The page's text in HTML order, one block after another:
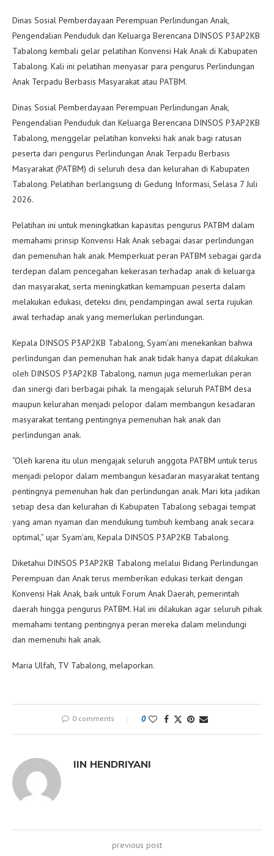
Dinas Sosial Pemberdayaan Perempuan Perlindungan Anak,
Pengendalian Penduduk dan Keluarga Berencana DINSOS P3AP2KB
Tabalong kembali gelar pelatihan Konvensi Hak Anak di Kabupaten
Tabalong. Kali ini pelatihan menyasar para pengurus Perlindungan
Anak Terpadu Berbasis Masyarakat atau PATBM.
Dinas Sosial Pemberdayaan Perempuan Perlindungan Anak,
Pengendalian Penduduk dan Keluarga Berencana DINSOS P3AP2KB
Tabalong, menggelar pelatihan konveksi hak anak bagi ratusan
peserta dari pengurus Perlindungan Anak Terpadu Berbasis
Masyarakat (PATBM) di seluruh desa dan kelurahan di Kabupaten
Tabalong. Pelatihan berlangsung di Gedung Informasi, Selasa 7 Juli
2026.
Pelatihan ini untuk meningkatkan kapasitas pengurus PATBM dalam
memahami prinsip Konvensi Hak Anak sebagai dasar perlindungan
dan pemenuhan hak anak. Memperkuat peran PATBM sebagai garda
terdepan dalam pencegahan kekerasan terhadap anak di keluarga
dan masyarakat, serta meningkatkan kemampuan peserta dalam
melakukan edukasi, deteksi dini, pendampingan awal serta rujukan
awal terhadap anak yang memerlukan perlindungan.
Kepala DINSOS P3AP2KB Tabalong, Syam’ani menekankan bahwa
perlindungan dan pemenuhan hak anak tidak hanya dapat dilakukan
oleh DINSOS P3AP2KB Tabalong, namun juga memerlukan peran
dan sinergi dari berbagai pihak. Ia mengajak seluruh PATBM desa
maupun kelurahan menjadi pelopor dalam membangun kesadaran
masyarakat tentang pentingnya pemenuhan hak anak dan
perlindungan anak.
“Oleh karena itu ulun mengajak seluruh anggota PATBM untuk terus
menjadi pelopor dalam membangun kesadaran masyarakat tentang
pentingnya pemenuhan hak dan perlindungan anak. Mari kita jadikan
setiap desa dan kelurahan di Kabupaten Tabalong sebagai tempat
yang aman nyaman dan mendukung tumbuh kembang anak secara
optimal,” ujar Syam’ani, Kepala DINSOS P3AP2KB Tabalong.
Diketahui DINSOS P3AP2KB Tabalong melalui Bidang Perlindungan
Perempuan dan Anak terus memberikan edukasi terkait dengan
Konvensi Hak Anak, baik untuk Forum Anak Daerah, pemerintah
daerah hingga pengurus PATBM. Hal ini dilakukan agar seluruh pihak
memahami tentang pentingnya peran mereka dalam melindungi
dan memenuhi hak anak.
Maria Ulfah, TV Tabalong, melaporkan.
0 comments 0
IIN HENDRIYANI
previous post